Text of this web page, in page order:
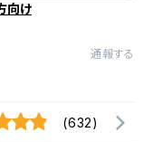
向け
通報する
(632)